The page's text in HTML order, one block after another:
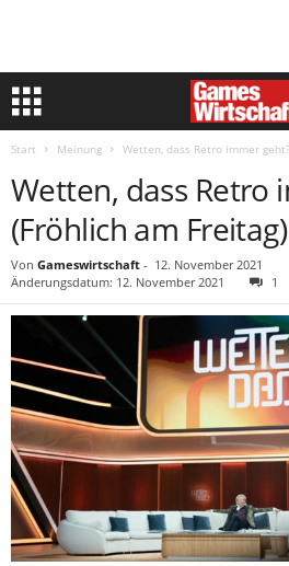
Start Meinung Wetten, dass Retro immer
Wetten, dass Retro
(Fröhlich am Freitag)
Von Gameswirtschaft - 12. November 2021
Änderungsdatum: 12. November 2021
1